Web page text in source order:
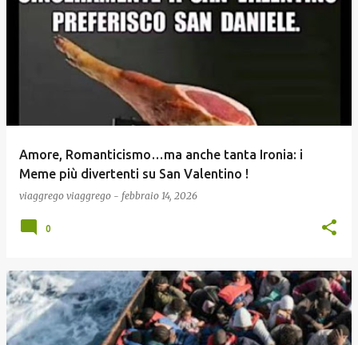
Amore, Romanticismo…ma anche tanta Ironia: i
Meme più divertenti su San Valentino !
viaggrego viaggrego - febbraio 14, 2026
0